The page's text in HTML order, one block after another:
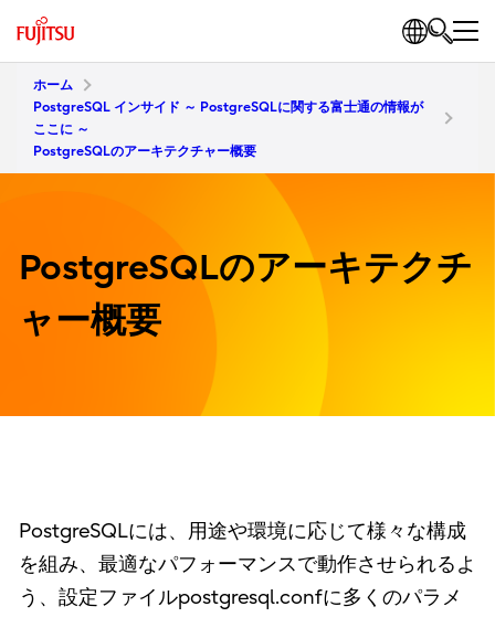
ホーム
PostgreSQL インサイド ～ PostgreSQLに関する富士通の情報が
ここに ～
PostgreSQLのアーキテクチャー概要
PostgreSQLのアーキテクチ
ャー概要
PostgreSQLには、用途や環境に応じて様々な構成
を組み、最適なパフォーマンスで動作させられるよ
う、設定ファイルpostgresql.confに多くのパラメ